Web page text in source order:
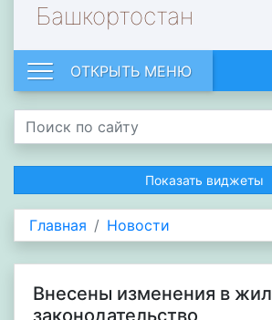
Башкортостан
ОТКРЫТЬ МЕНЮ
Показать виджеты
Главная Новости
Внесены изменения в
законодательство